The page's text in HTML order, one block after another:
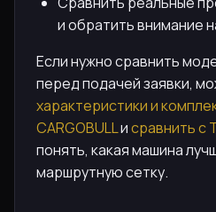
и обратить внимание
Если нужно сравнить
перед подачей заявки,
характеристики и
CARGOBULLисравнить с
понять, какая машина
маршрутную сетку.